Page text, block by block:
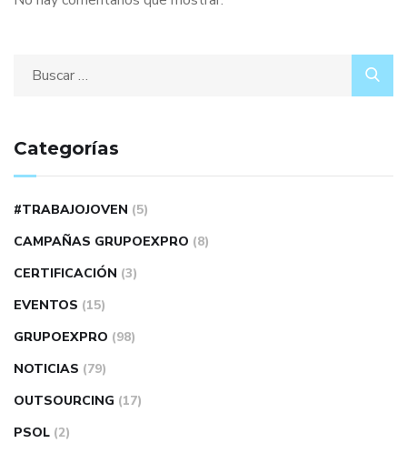
Categorías
#TRABAJOJOVEN (5)
CAMPAÑAS GRUPOEXPRO (8)
CERTIFICACIÓN (3)
EVENTOS (15)
GRUPOEXPRO (98)
NOTICIAS (79)
OUTSOURCING (17)
PSOL (2)